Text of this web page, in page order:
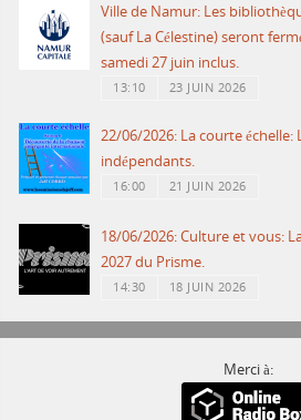
Ville de Namur: Les
(sauf La Célestine) seront
samedi 27 juin inclus.
13:10 23 JUIN 2026
22/06/2026: La courte
indépendants.
16:00 21 JUIN 2026
18/06/2026: Culture et vous:
2027 du Prisme.
14:30 18 JUIN 2026
Merci à: